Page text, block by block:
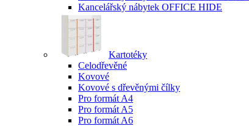
Kancelářský nábytek OFFICE HIDE
Kartotéky
Celodřevěné
Kovové
Kovové s dřevěnými čílky
Pro formát A4
Pro formát A5
Pro formát A6